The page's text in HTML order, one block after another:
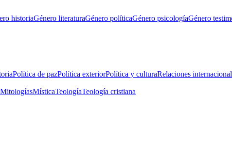
historiaGénero literaturaGénero políticaGénero psicologíaGénero
Política de pazPolítica exteriorPolítica y culturaRelaciones
MitologíasMísticaTeologíaTeología cristiana